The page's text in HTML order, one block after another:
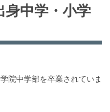
身中学・小学
院中学部を卒業されていま